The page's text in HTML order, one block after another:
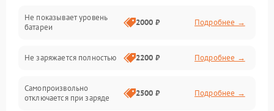
Электроника и управление
Не показывает уровень
батареи
2000 ₽ Подробнее →
Не заряжается полностью 2200 ₽ Подробнее →
Самопроизвольно
отключается при заряде
2500 ₽ Подробнее →